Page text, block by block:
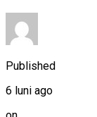
Published
6 luni ago